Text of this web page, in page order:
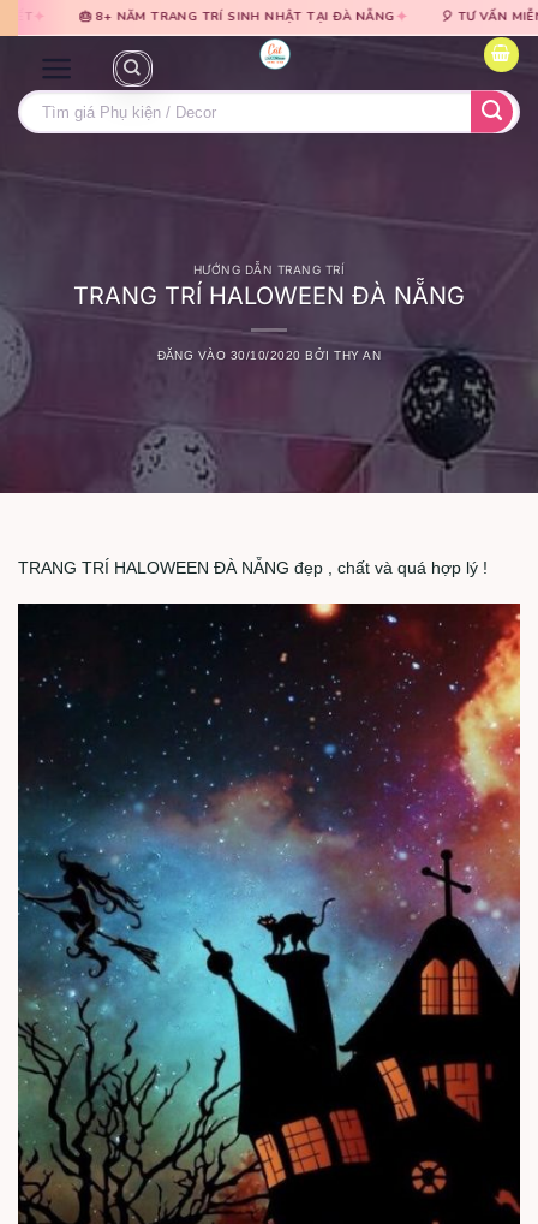
qua
dung
qua
dung
TRANG TRÍ SINH NHẬT TẠI ĐÀ NẴNG ✦ 🎈 TƯ VẤN MIỄN PHÍ · BÁO GIÁ
Tìm
kiếm:
HƯỚNG DẪN TRANG TRÍ
TRANG TRÍ HALOWEEN ĐÀ NẴNG
ĐĂNG VÀO 30/10/2020 BỞITHY AN
TRANG TRÍ HALOWEEN ĐÀ NẴNG đẹp , chất và quá hợp lý !